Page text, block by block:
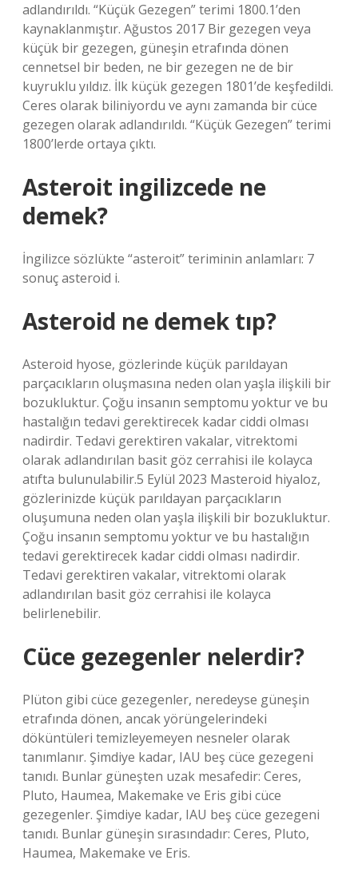
adlandırıldı. “Küçük Gezegen” terimi 1800.1’den
kaynaklanmıştır. Ağustos 2017 Bir gezegen veya
küçük bir gezegen, güneşin etrafında dönen
cennetsel bir beden, ne bir gezegen ne de bir
kuyruklu yıldız. İlk küçük gezegen 1801’de keşfedildi.
Ceres olarak biliniyordu ve aynı zamanda bir cüce
gezegen olarak adlandırıldı. “Küçük Gezegen” terimi
1800’lerde ortaya çıktı.
Asteroit ingilizcede ne
demek?
İngilizce sözlükte “asteroit” teriminin anlamları: 7
sonuç asteroid i.
Asteroid ne demek tıp?
Asteroid hyose, gözlerinde küçük parıldayan
parçacıkların oluşmasına neden olan yaşla ilişkili bir
bozukluktur. Çoğu insanın semptomu yoktur ve bu
hastalığın tedavi gerektirecek kadar ciddi olması
nadirdir. Tedavi gerektiren vakalar, vitrektomi
olarak adlandırılan basit göz cerrahisi ile kolayca
atıfta bulunulabilir.5 Eylül 2023 Masteroid hiyaloz,
gözlerinizde küçük parıldayan parçacıkların
oluşumuna neden olan yaşla ilişkili bir bozukluktur.
Çoğu insanın semptomu yoktur ve bu hastalığın
tedavi gerektirecek kadar ciddi olması nadirdir.
Tedavi gerektiren vakalar, vitrektomi olarak
adlandırılan basit göz cerrahisi ile kolayca
belirlenebilir.
Cüce gezegenler nelerdir?
Plüton gibi cüce gezegenler, neredeyse güneşin
etrafında dönen, ancak yörüngelerindeki
döküntüleri temizleyemeyen nesneler olarak
tanımlanır. Şimdiye kadar, IAU beş cüce gezegeni
tanıdı. Bunlar güneşten uzak mesafedir: Ceres,
Pluto, Haumea, Makemake ve Eris gibi cüce
gezegenler. Şimdiye kadar, IAU beş cüce gezegeni
tanıdı. Bunlar güneşin sırasındadır: Ceres, Pluto,
Haumea, Makemake ve Eris.